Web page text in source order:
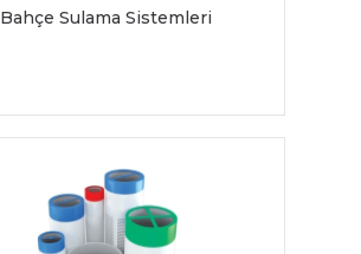
Bahçe Sulama Sistemleri